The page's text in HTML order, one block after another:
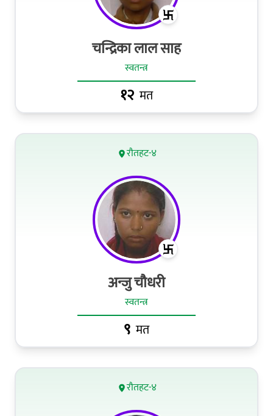
चन्द्रिका लाल साह
स्वतन्त्र
१२ मत
रौतहट-४
अन्जु चौधरी
स्वतन्त्र
९ मत
रौतहट-४